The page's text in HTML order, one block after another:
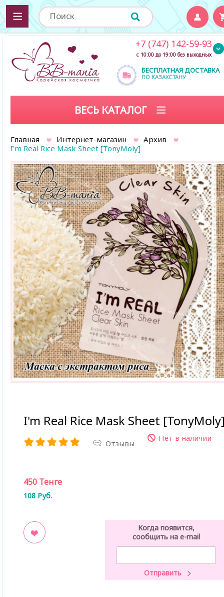
БЕСПЛАТНАЯ ДОСТАВКА
ПО КАЗАХСТАНУ
+7 (747) 142-59-93
с 10:00 до 19:00 без выходных
ВЕСЬ КАТАЛОГ
Главная Интернет-магазин
Архив
I'm Real Rice Mask Sheet [TonyMoly]
I'm Real Rice Mask Sheet
Отзывы
Нет в наличии
450 Тенге
108 Руб.
Когда появится,
сообщить на e-mail